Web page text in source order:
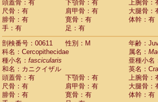
頭蓋骨：有
下顎骨：有
上腕骨：
尺骨：有
肩甲骨：有
大腿骨：
腓骨：有
寛骨：有
体幹：有
手：有
足：有
剖検番号：00611
性別：M
年齢：
科名：Cercopithecidae
属名：
種小名： fascicularis
亜種小名
和名：カニクイザル
英名：
頭蓋骨：有
下顎骨：有
上腕骨：
尺骨：有
肩甲骨：有
大腿骨：
腓骨：有
寛骨：有
体幹：有